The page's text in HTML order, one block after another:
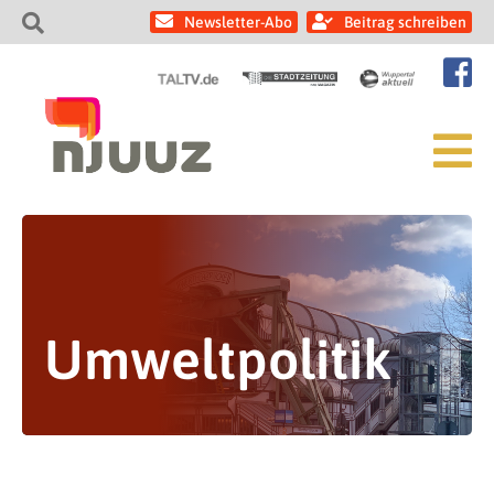
Newsletter-Abo Beitrag schreiben
Umweltpolitik